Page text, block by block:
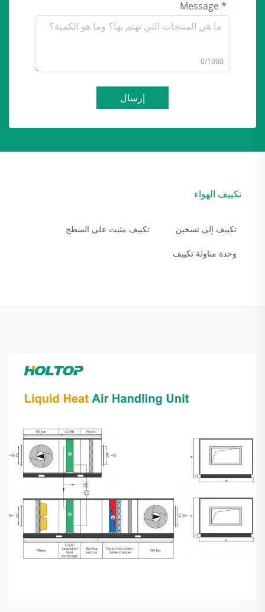
0/1000
إرسال
تكييف الهواء
تكييف إلى تسخين تكييف مثبت على السطح
وحدة مناولة تكييف